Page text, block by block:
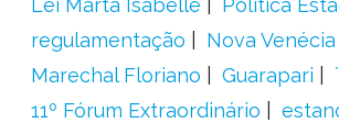
regulamentação
Nova Venécia
Marechal Floriano
Guarapari
11º Fórum Extraordinário